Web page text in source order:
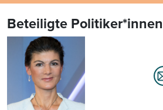
Beteiligte Politiker*innen